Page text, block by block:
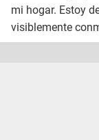
mi hogar. Estoy
visiblemente